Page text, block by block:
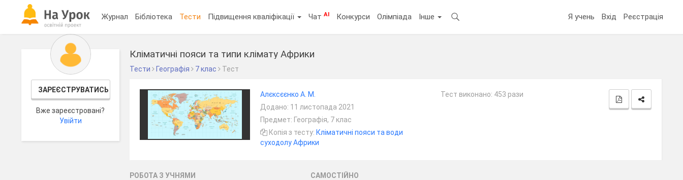
Журнал Бібліотека Тести Підвищення кваліфікації ЧатAI Конкурси Олімпіада Інше Я учень Вхід Реєстрація
ЗАРЕЄСТРУВАТИСЬ
Вже зареєстровані?
Увійти
Кліматичні пояси та типи клімату Африки
Тести Географія 7 клас Тест
Алєксєєнко А. М.
Додано: 11 листопада 2021
Предмет: Географія, 7 клас
Копія з тесту: Кліматичні пояси та води
суходолу Африки
Тест виконано: 453 рази
РОБОТА З УЧНЯМИ САМОСТІЙНО